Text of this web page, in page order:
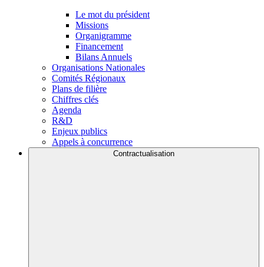
Le mot du président
Missions
Organigramme
Financement
Bilans Annuels
Organisations Nationales
Comités Régionaux
Plans de filière
Chiffres clés
Agenda
R&D
Enjeux publics
Appels à concurrence
Contractualisation